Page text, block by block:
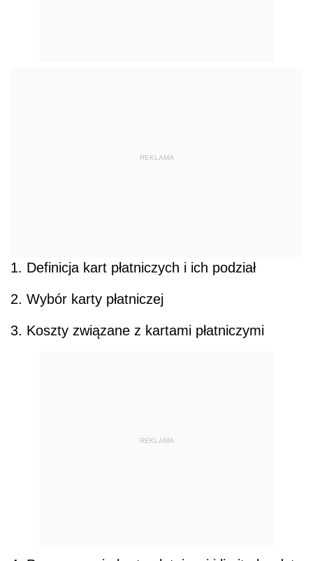
REKLAMA
1. Definicja kart płatniczych i ich podział
2. Wybór karty płatniczej
3. Koszty związane z kartami płatniczymi
REKLAMA